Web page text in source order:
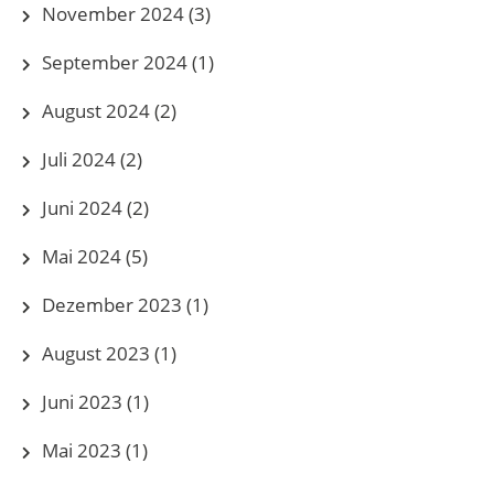
November 2024(3)
September 2024(1)
August 2024(2)
Juli 2024(2)
Juni 2024(2)
Mai 2024(5)
Dezember 2023 (1)
August 2023 (1)
Juni 2023 (1)
Mai 2023 (1)